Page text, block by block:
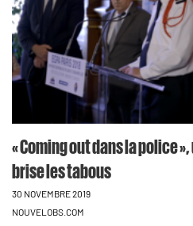
« Coming out dans la police
brise les tabous
30 NOVEMBRE 2019
NOUVELOBS.COM